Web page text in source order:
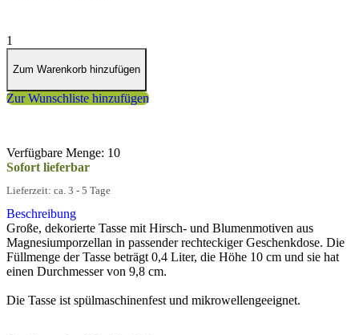
1
Zum Warenkorb hinzufügen
Zur Wunschliste hinzufügen
Verfügbare Menge: 10
Sofort lieferbar
Lieferzeit: ca. 3 - 5 Tage
Beschreibung
Große, dekorierte Tasse mit Hirsch- und Blumenmotiven aus
Magnesiumporzellan in passender rechteckiger Geschenkdose. Die
Füllmenge der Tasse beträgt 0,4 Liter, die Höhe 10 cm und sie hat
einen Durchmesser von 9,8 cm.
Die Tasse ist spülmaschinenfest und mikrowellengeeignet.